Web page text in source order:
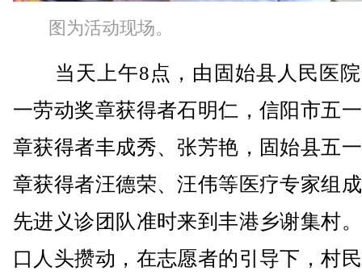
图为活动现场。
当天上午8点，由固始县人民医院
一劳动奖章获得者石明仁，信阳市五
章获得者丰成秀、张芳艳，固始县五
章获得者汪德荣、汪伟等医疗专家组
先进义诊团队准时来到丰港乡谢集村
口人头攒动，在志愿者的引导下，村